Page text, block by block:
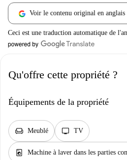
Voir le contenu original en anglais
Ceci est une traduction automatique de
Qu'offre cette propriété ?
Équipements de la propriété
chair Meublé tv TV
local_laundry_service Machine à laver dans les parties